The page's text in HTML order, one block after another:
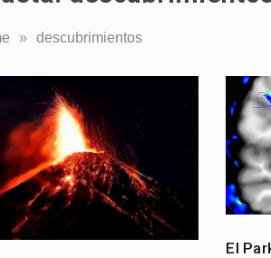
» descubrimientos
El